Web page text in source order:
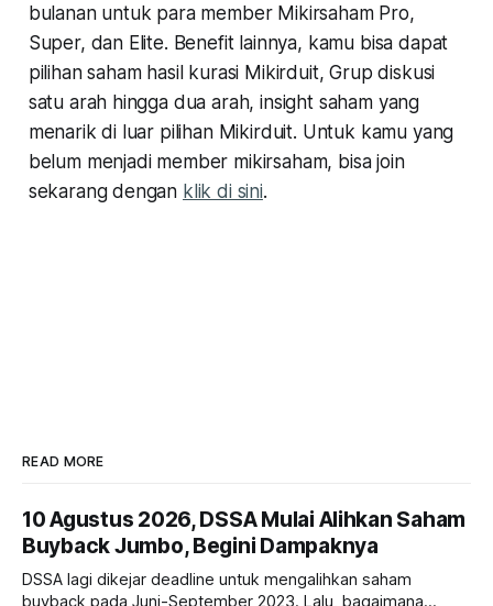
bulanan untuk para member Mikirsaham Pro,
Super, dan Elite. Benefit lainnya, kamu bisa dapat
pilihan saham hasil kurasi Mikirduit, Grup diskusi
satu arah hingga dua arah, insight saham yang
menarik di luar pilihan Mikirduit. Untuk kamu yang
belum menjadi member mikirsaham, bisa join
sekarang dengan klik di sini.
READ MORE
10 Agustus 2026, DSSA Mulai Alihkan Saham
Buyback Jumbo, Begini Dampaknya
DSSA lagi dikejar deadline untuk mengalihkan saham
buyback pada Juni-September 2023. Lalu, bagaimana